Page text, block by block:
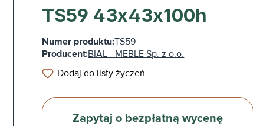
TS59 43x43x100h
Numer produktu:TS59
Producent:BIAL - MEBLE Sp. z o.o.
Dodaj do listy życzeń
Zapytaj o bezpłatną wycenę